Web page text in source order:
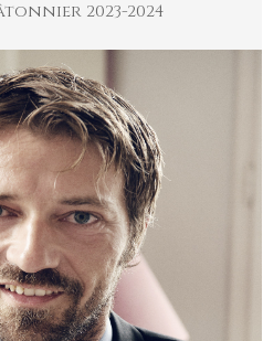
2023-2024